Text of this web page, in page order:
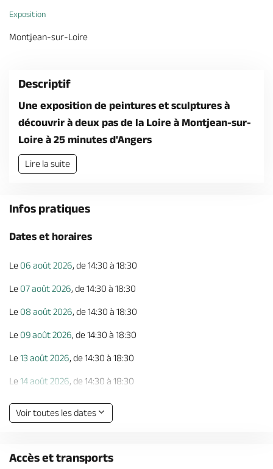
Billetterie en ligne
Brochures & Cartes Offices de tourisme Comment venir ? Ecrivez-nous
Exposition
Montjean-sur-Loire
Descriptif
Une exposition de peintures et sculptures à
découvrir à deux pas de la Loire à Montjean-sur-
Loire à 25 minutes d'Angers
Lire la suite
Infos pratiques
Dates et horaires
Le 06 août 2026, de 14:30 à 18:30
Le 07 août 2026, de 14:30 à 18:30
Le 08 août 2026, de 14:30 à 18:30
Le 09 août 2026, de 14:30 à 18:30
Le13 août 2026, de 14:30 à 18:30
Le 14 août 2026, de 14:30 à 18:30
Le15 août 2026, de 14:30 à 18:30
Voir toutes les dates
Accès et transports